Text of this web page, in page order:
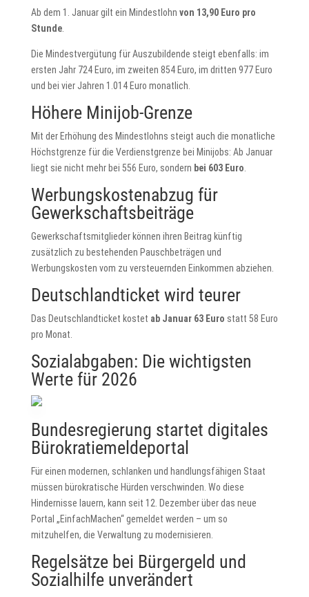
Ab dem 1. Januar gilt ein Mindestlohn von 13,90 Euro pro
Stunde.
Die Mindestvergütung für Auszubildende steigt ebenfalls: im
ersten Jahr 724 Euro, im zweiten 854 Euro, im dritten 977 Euro
und bei vier Jahren 1.014 Euro monatlich.
Höhere Minijob-Grenze
Mit der Erhöhung des Mindestlohns steigt auch die monatliche
Höchstgrenze für die Verdienstgrenze bei Minijobs: Ab Januar
liegt sie nicht mehr bei 556 Euro, sondern bei 603 Euro
Werbungskostenabzug für
Gewerkschaftsbeiträge
Gewerkschaftsmitglieder können ihren Beitrag künftig
zusätzlich zu bestehenden Pauschbeträgen und
Werbungskosten vom zu versteuernden Einkommen abziehen.
Deutschlandticket wird teurer
Das Deutschlandticket kostet ab Januar 63 Euro statt 58 Euro
pro Monat.
Sozialabgaben: Die wichtigsten
Werte für 2026
Bundesregierung startet digitales
Bürokratiemeldeportal
Für einen modernen, schlanken und handlungsfähigen Staat
müssen bürokratische Hürden verschwinden. Wo diese
Hindernisse lauern, kann seit 12. Dezember über das neue
Portal „EinfachMachen“ gemeldet werden – um so
mitzuhelfen, die Verwaltung zu modernisieren.
Regelsätze bei Bürgergeld und
Sozialhilfe unverändert